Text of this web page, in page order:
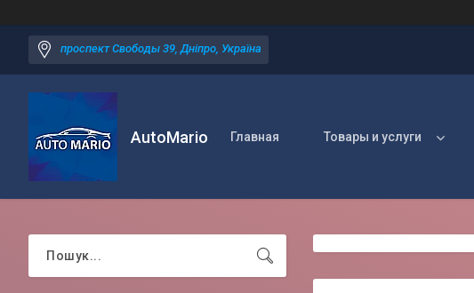
проспект Свободы 39, Дніпро, Україна
AutoMario Главная Товары и услуги